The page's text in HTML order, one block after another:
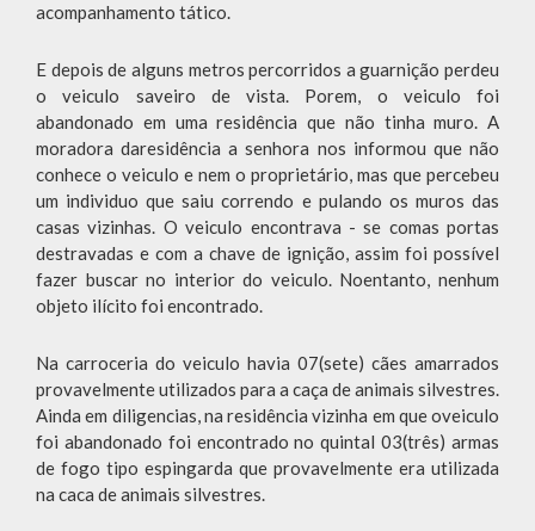
acompanhamento tático.
E depois de alguns metros percorridos a guarnição perdeu
o veiculo saveiro de vista. Porem, o veiculo foi
abandonado em uma residência que não tinha muro. A
moradora daresidência a senhora nos informou que não
conhece o veiculo e nem o proprietário, mas que percebeu
um individuo que saiu correndo e pulando os muros das
casas vizinhas. O veiculo encontrava - se comas portas
destravadas e com a chave de ignição, assim foi possível
fazer buscar no interior do veiculo. Noentanto, nenhum
objeto ilícito foi encontrado.
Na carroceria do veiculo havia 07(sete) cães amarrados
provavelmente utilizados para a caça de animais silvestres.
Ainda em diligencias, na residência vizinha em que oveiculo
foi abandonado foi encontrado no quintal 03(três) armas
de fogo tipo espingarda que provavelmente era utilizada
na caca de animais silvestres.